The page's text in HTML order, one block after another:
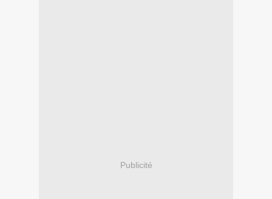
Publicité